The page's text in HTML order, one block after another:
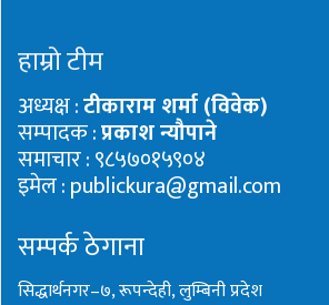
हाम्रो टीम
अध्यक्ष :टीकाराम शर्मा (विवेक)
सम्पादक :प्रकाश न्यौपाने
समाचार : ९८५७०१५९०४
इमेल : publickura@gmail.com
सम्पर्क ठेगाना
सिद्धार्थनगर–७, रूपन्देही, लुम्बिनी प्रदेश